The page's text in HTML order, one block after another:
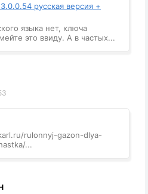
русская версия +
языка нет, ключа
это ввиду. А в частых...
rulonnyj-gazon-dlya-
...